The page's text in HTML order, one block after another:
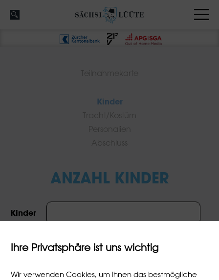
Kinder
ANZAHL KINDER
Kinder
Ihre Privatsphäre ist uns wichtig
Wir verwenden Cookies, um Ihnen das bestmögliche